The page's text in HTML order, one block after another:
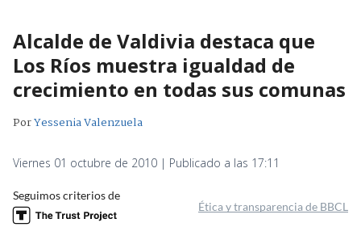
Alcalde de Valdivia destaca que
Los Ríos muestra igualdad de
crecimiento en todas sus comunas
PorYessenia Valenzuela
Viernes 01 octubre de 2010 | Publicado a las 17:11
Seguimos criterios de
Ética y transparencia de BBCL